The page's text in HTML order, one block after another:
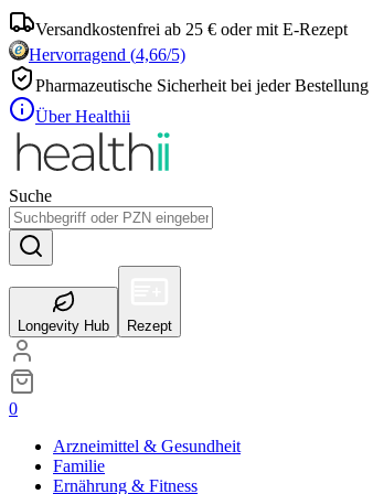
Versandkostenfrei ab 25 € oder mit E-Rezept
Hervorragend (4,66/5)
Pharmazeutische Sicherheit bei jeder Bestellung
Über Healthii
Suche
Longevity Hub Rezept
0
Arzneimittel & Gesundheit
Familie
Ernährung & Fitness